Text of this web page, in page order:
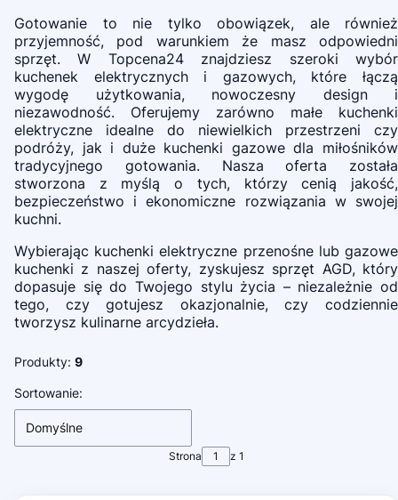
Gotowanie to nie tylko obowiązek, ale również
przyjemność, pod warunkiem że masz odpowiedni
sprzęt. W Topcena24 znajdziesz szeroki wybór
kuchenek elektrycznych i gazowych, które łączą
wygodę użytkowania, nowoczesny design i
niezawodność. Oferujemy zarówno małe kuchenki
elektryczne idealne do niewielkich przestrzeni czy
podróży, jak i duże kuchenki gazowe dla miłośników
tradycyjnego gotowania. Nasza oferta została
stworzona z myślą o tych, którzy cenią jakość,
bezpieczeństwo i ekonomiczne rozwiązania w swojej
kuchni.
Wybierając kuchenki elektryczne przenośne lub gazowe
kuchenki z naszej oferty, zyskujesz sprzęt AGD, który
dopasuje się do Twojego stylu życia – niezależnie od
tego, czy gotujesz okazjonalnie, czy codziennie
tworzysz kulinarne arcydzieła.
Produkty: 9
Lista produktów
Sortowanie:
Domyślne
Strona z 1